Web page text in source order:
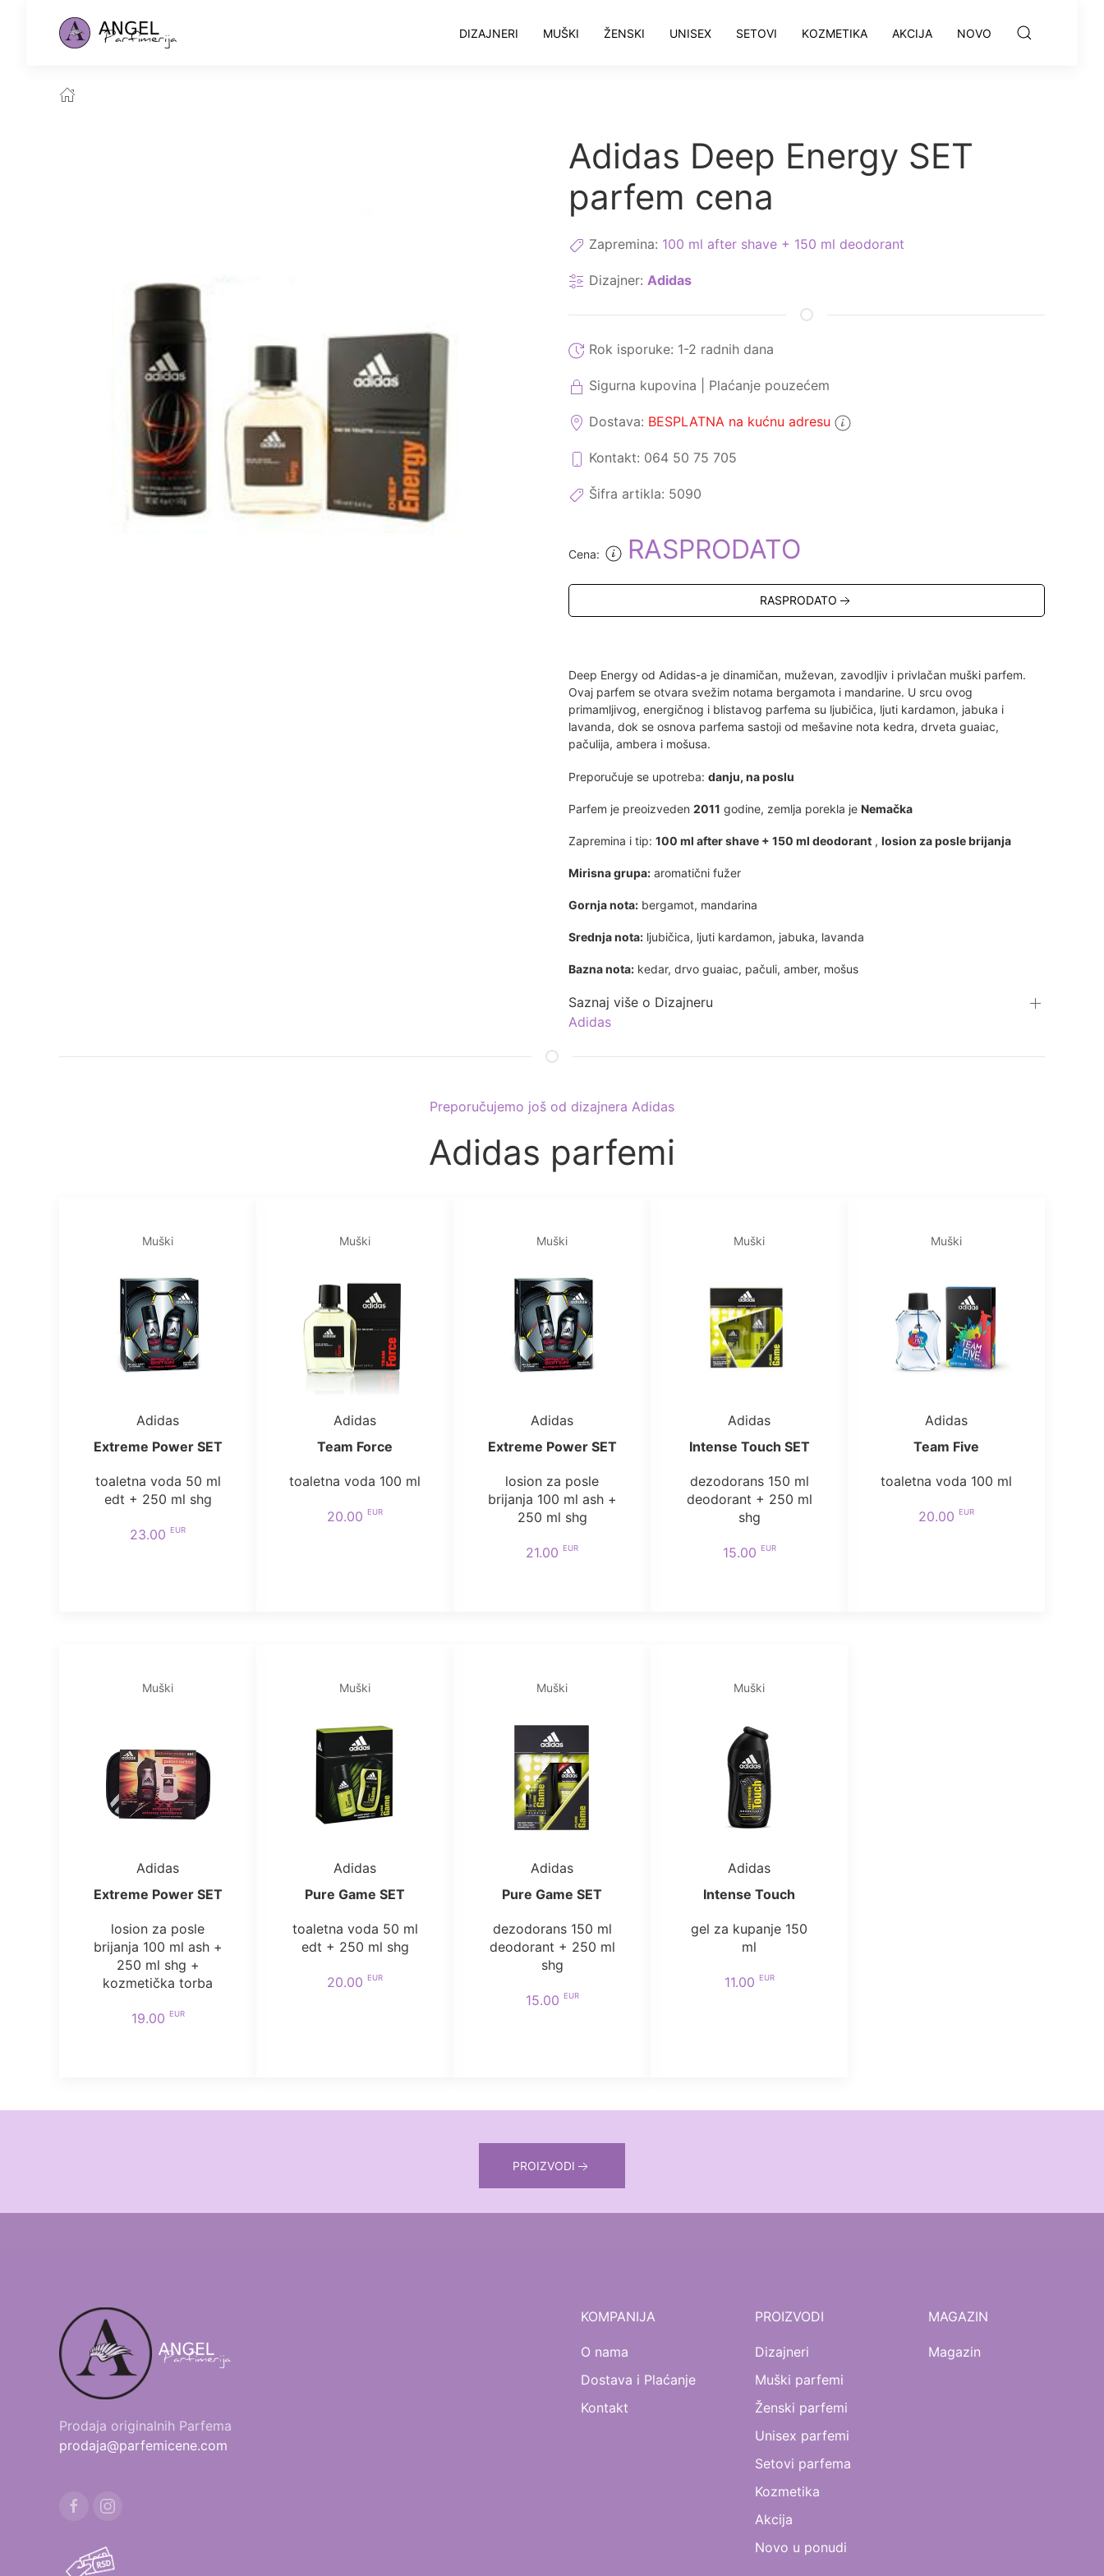
DIZAJNERI MUŠKI ŽENSKI UNISEX SETOVI KOZMETIKA AKCIJA NOVO
Adidas Deep Energy SET
parfem cena
Zapremina: 100 ml after shave + 150 ml deodorant
Dizajner: Adidas
Rok isporuke: 1-2 radnih dana
Sigurna kupovina | Plaćanje pouzećem
Dostava: BESPLATNA na kućnu adresu
Kontakt: 064 50 75 705
Šifra artikla: 5090
Cena: RASPRODATO
RASPRODATO
Deep Energy od Adidas-a je dinamičan, muževan, zavodljiv i privlačan muški parfem.
Ovaj parfem se otvara svežim notama bergamota i mandarine. U srcu ovog
primamljivog, energičnog i blistavog parfema su ljubičica, ljuti kardamon, jabuka i
lavanda, dok se osnova parfema sastoji od mešavine nota kedra, drveta guaiac,
pačulija, ambera i mošusa.
Preporučuje se upotreba: danju, na poslu
Parfem je preoizveden 2011 godine, zemlja porekla je Nemačka
Zapremina i tip: 100 ml after shave + 150 ml deodorant , losion za posle brijanja
Mirisna grupa: aromatični fužer
Gornja nota: bergamot, mandarina
Srednja nota: ljubičica, ljuti kardamon, jabuka, lavanda
Bazna nota: kedar, drvo guaiac, pačuli, amber, mošus
Saznaj više o Dizajneru
Adidas
Preporučujemo još od dizajnera Adidas
Adidas parfemi
Muški
Adidas
Extreme Power SET
toaletna voda 50 ml
edt + 250 ml shg
23.00 EUR
Muški
Adidas
Team Force
toaletna voda 100 ml
20.00 EUR
Muški
Adidas
Extreme Power SET
losion za posle
brijanja 100 ml ash +
250 ml shg
21.00 EUR
Muški
Adidas
Intense Touch SET
dezodorans 150 ml
deodorant + 250 ml
shg
15.00 EUR
Muški
Adidas
Team Five
toaletna voda 100 ml
20.00 EUR
Muški
Adidas
Extreme Power SET
losion za posle
brijanja 100 ml ash +
250 ml shg +
kozmetička torba
19.00 EUR
Muški
Adidas
Pure Game SET
toaletna voda 50 ml
edt + 250 ml shg
20.00 EUR
Muški
Adidas
Pure Game SET
dezodorans 150 ml
deodorant + 250 ml
shg
15.00 EUR
Muški
Adidas
Intense Touch
gel za kupanje 150
ml
11.00 EUR
PROIZVODI
Prodaja originalnih Parfema
prodaja@parfemicene.com
KOMPANIJA
O nama
Dostava i Plaćanje
Kontakt
PROIZVODI
Dizajneri
Muški parfemi
Ženski parfemi
Unisex parfemi
Setovi parfema
Kozmetika
Akcija
Novo u ponudi
MAGAZIN
Magazin